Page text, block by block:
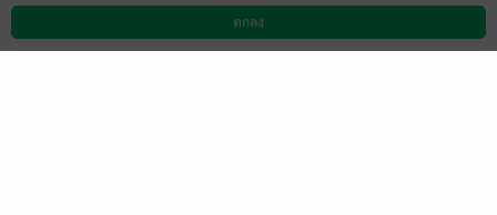
ดาวน์โหลดแอป วิธีการใช้งาน ติดต่อเรา
ตกลง